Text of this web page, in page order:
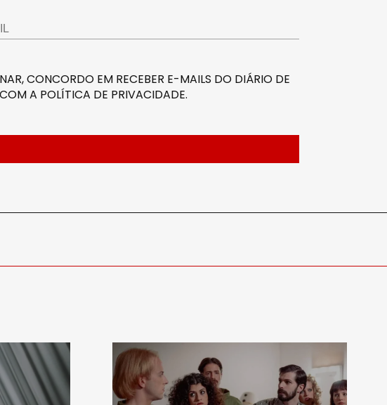
CONCORDO EM RECEBER E-MAILS DO DIÁRIO DE
A POLÍTICA DE PRIVACIDADE.